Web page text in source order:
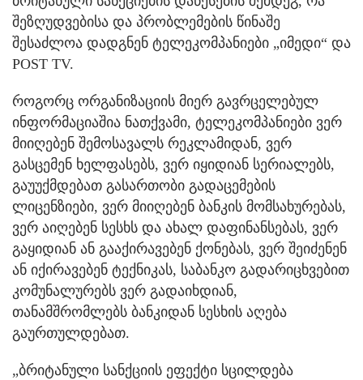
შეზღუდვებისა და პრობლემების წინაშე
შესაძლოა დადგნენ ტელეკომპანიები „იმედი“ და
POST TV.
როგორც ორგანიზაციის მიერ გავრცელებულ
ინფორმაციაშია ნათქვამი, ტელეკომპანიები ვერ
მიიღებენ შემოსავალს რეკლამიდან, ვერ
გასცემენ ხელფასებს, ვერ იყიდიან სერიალებს,
გაუუქმდებათ გასართობი გადაცემების
ლიცენზიები, ვერ მიიღებენ ბანკის მომსახურებას,
ვერ აიღებენ სესხს და ახალ დაფინანსებას, ვერ
გაყიდიან ან გააქირავებენ ქონებას, ვერ შეიძენენ
ან იქირავებენ ტექნიკას, საბანკო გადარიცხვებით
კომუნალურებს ვერ გადაიხდიან,
თანამშრომლებს ბანკიდან სესხის აღება
გაურთულდებათ.
„ბრიტანული სანქციის ეფექტი სცილდება